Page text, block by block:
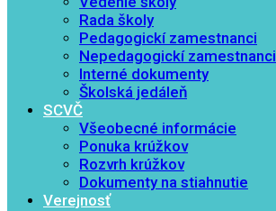
Rada školy
Pedagogickí zamestnanci
Nepedagogickí zamestnanci
Interné dokumenty
Školská jedáleň
SCVČ
Všeobecné informácie
Ponuka krúžkov
Rozvrh krúžkov
Dokumenty na stiahnutie
Verejnosť